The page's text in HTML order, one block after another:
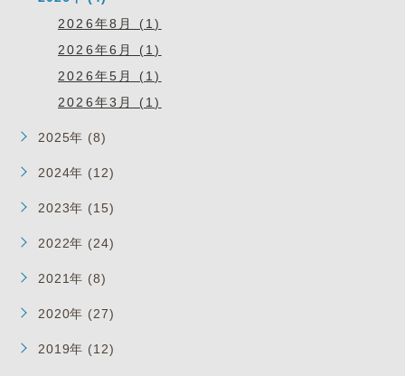
2026年8月 (1)
2026年6月 (1)
2026年5月 (1)
2026年3月 (1)
2025年 (8)
2024年 (12)
2023年 (15)
2022年 (24)
2021年 (8)
2020年 (27)
2019年 (12)